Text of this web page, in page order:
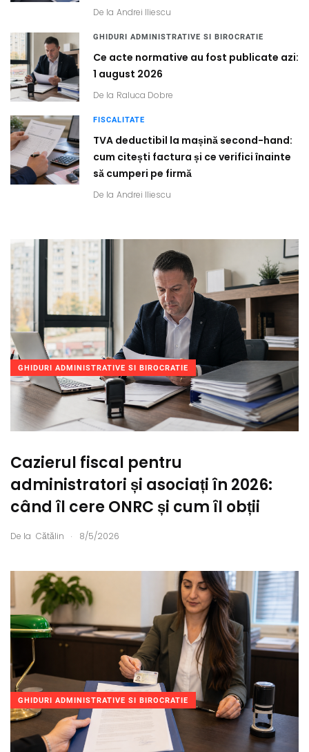
De la Andrei Iliescu
GHIDURI ADMINISTRATIVE SI BIROCRATIE
Ce acte normative au fost publicate azi:
1 august 2026
De la Raluca Dobre
FISCALITATE
TVA deductibil la mașină second-hand:
cum citești factura și ce verifici înainte
să cumperi pe firmă
De la Andrei Iliescu
GHIDURI ADMINISTRATIVE SI BIROCRATIE
Cazierul fiscal pentru
administratori și asociați în 2026:
când îl cere ONRC și cum îl obții
De la Cătălin . 8/5/2026
GHIDURI ADMINISTRATIVE SI BIROCRATIE